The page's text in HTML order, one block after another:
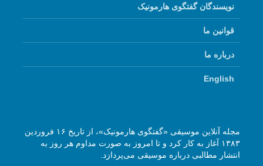
نویسندگان گفتگوی هارمونیک
قوانین ما
درباره ما
English
مجله آنلاین موسیقی «گفتگوی هارمونیک»، از تاریخ ۱۶ فروردین
۱۳۸۳ آغاز به کار کرد و تا امروز به صورت مداوم هر روز به
انتشار مطالبی درباره موسیقی می‌پردازد.